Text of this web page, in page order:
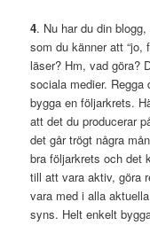
4. Nu har du din
som du känner att
läser? Hm, vad göra?
sociala medier. Regga
bygga en följarkrets.
att det du producerar
det går trögt några
bra följarkrets och det
till att vara aktiv, göra
vara med i alla
syns. Helt enkelt